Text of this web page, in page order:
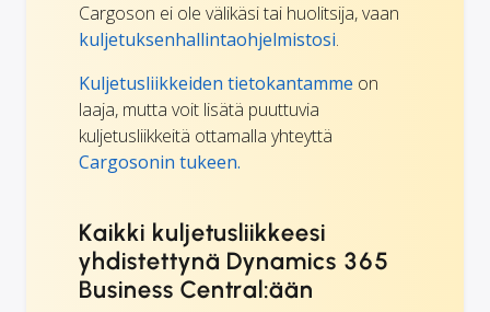
Cargoson ei ole välikäsi tai huolitsija, vaan
kuljetuksenhallintaohjelmistosi.
Kuljetusliikkeiden tietokantamme on
laaja, mutta voit lisätä puuttuvia
kuljetusliikkeitä ottamalla yhteyttä
Cargosonin tukeen.
Kaikki kuljetusliikkeesi
yhdistettynä Dynamics 365
Business Central:ään